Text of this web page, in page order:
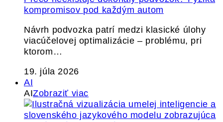
kompromisov pod každým autom
Návrh podvozka patrí medzi klasické úlohy
viacúčelovej optimalizácie – problému, pri
ktorom…
19. júla 2026
AI
AIZobraziť viac